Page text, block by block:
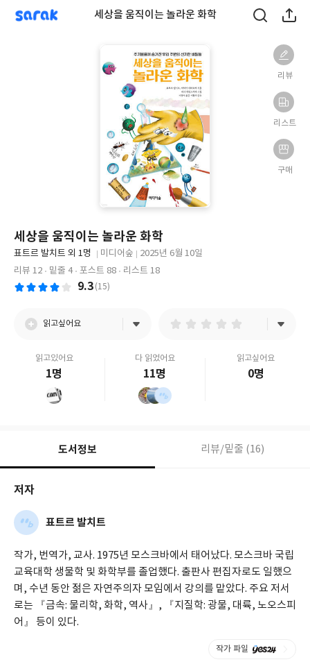
sarak 세상을 움직이는 놀라운 화학
리뷰
리스트
구매
세상을 움직이는 놀라운 화학
글
쓴
표트르 발치트 외 1명
출
사
미디어숲
출
2025년 6월 10일
리뷰 12
밑줄 4 포스트 88 리스트 18
9.3 (15)
읽고싶어요
읽고있어요
1명
다 읽었어요
11명
읽고싶어요
0명
도서정보 리뷰/밑줄 (16)
저자
표트르 발치트
작가, 번역가, 교사. 1975년 모스크바에서 태어났다. 모스크바 국립
교육대학 생물학 및 화학부를 졸업했다. 출판사 편집자로도 일했으
며, 수년 동안 젊은 자연주의자 모임에서 강의를 맡았다. 주요 저서
로는 『금속: 물리학, 화학, 역사』, 『지질학: 광물, 대륙, 노오스피
어』 등이 있다.
작가 파일